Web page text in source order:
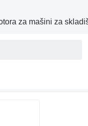
za mašini za